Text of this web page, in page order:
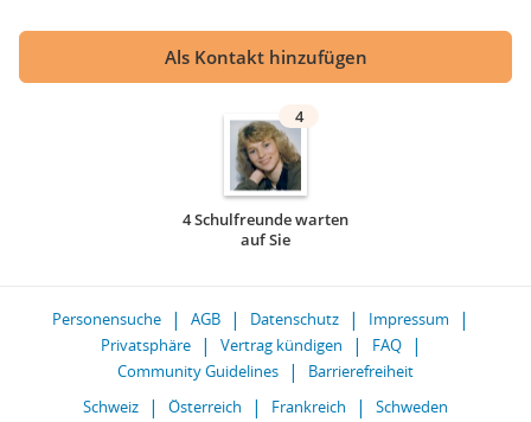
Als Kontakt hinzufügen
4
4 Schulfreunde warten
auf Sie
Personensuche AGB Datenschutz
Impressum
Privatsphäre
Vertrag kündigen
FAQ
Community Guidelines
Barrierefreiheit
Schweiz
Österreich Frankreich Schweden